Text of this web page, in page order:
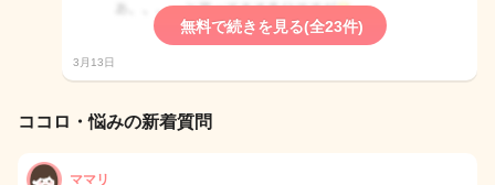
無料で続きを見る(全23件)
3月13日
ココロ・悩みの新着質問
ママリ